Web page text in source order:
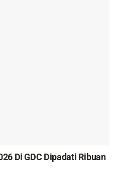
Di GDC Dipadati Ribuan